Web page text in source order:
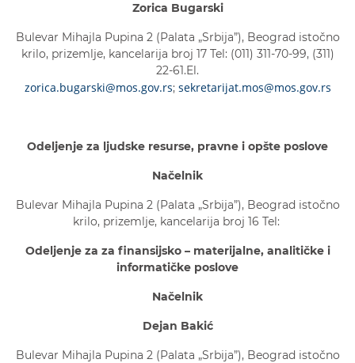
Zorica Bugarski
Bulevar Mihajla Pupina 2 (Palata „Srbija”), Beograd istočno
krilo, prizemlje, kancelarija broj 17 Tel: (011) 311-70-99, (311)
22-61.El.
zorica.bugarski@mos.gov.rs; sekretarijat.mos@mos.gov.rs
Odeljenje za ljudske resurse, pravne i opšte poslove
Načelnik
Bulevar Mihajla Pupina 2 (Palata „Srbija”), Beograd istočno
krilo, prizemlje, kancelarija broj 16 Tel:
Odeljenje za za finansijsko – materijalne, analitičke i
informatičke poslove
Načelnik
Dejan Bakić
Bulevar Mihajla Pupina 2 (Palata „Srbija”), Beograd istočno